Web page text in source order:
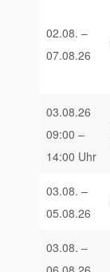
02.08. –
07.08.26
03.08.26
09:00 –
14:00 Uhr
03.08. –
05.08.26
03.08. –